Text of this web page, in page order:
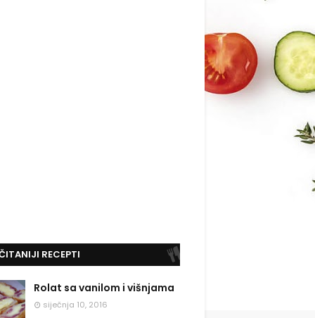
RECEPTI
Rolat sa vanilom i višnjama
siječnja 10, 2016